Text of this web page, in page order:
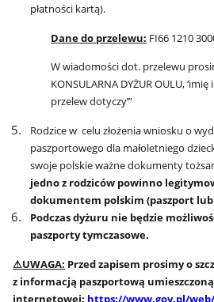
płatności kartą).
Dane do przelewu: FI66 1210
W wiadomości dot. przelewu
KONSULARNA DYŻUR OULU,
przelew dotyczy’”
Rodzice w celu złożenia wniosku o
paszportowego dla małoletniego
swoje polskie ważne dokumenty
jedno z rodziców powinno
dokumentem polskim (paszport lub
Podczas dyżuru nie będzie
paszporty tymczasowe.
⚠UWAGA: Przed zapisem prosimy o
z informacją paszportową
internetowej: https://www.gov.pl/